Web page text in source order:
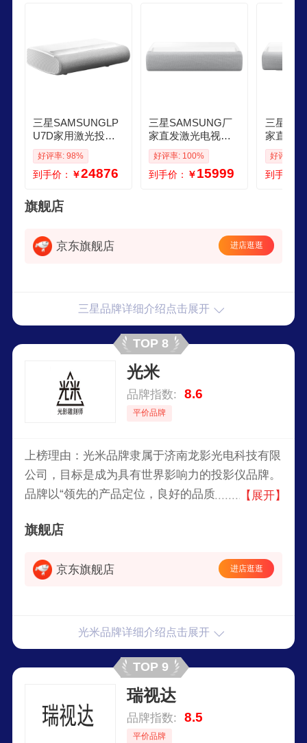
三星SAMSUNGLP
U7D家用激光投影
仪4K激光电视超短
焦投影机智能家庭
影院包含100吋屏幕
好评率: 98%
到手价： ￥24876
三星SAMSUNG厂
家直发激光电视绚
幕4K激光投影仪SP
LSP7TFAXXZ激光
家庭影院电视 0英寸
好评率: 100%
到手价： ￥15999
三星
家直发
幕4K激
家庭影
好评率:
到手价：
旗舰店
京东旗舰店 进店逛逛
三星品牌详细介绍点击展开
TOP 8
光米
品牌指数: 8.6
平价品牌
上榜理由：光米品牌隶属于济南龙影光电科技有限
公司，目标是成为具有世界影响力的投影仪品牌。
品牌以“领先的产品定位，良好的品质保证，完善
不断地在品质、功能、美感及成本之间寻找更完美
【展开】
旗舰店
京东旗舰店 进店逛逛
光米品牌详细介绍点击展开
TOP 9
瑞视达
品牌指数: 8.5
平价品牌